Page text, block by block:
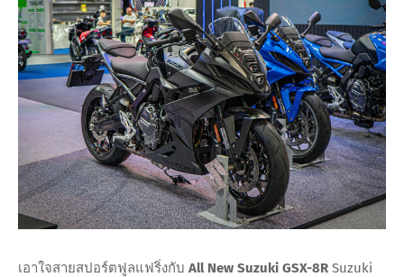
เอาใจสายสปอร์ตฟูลแฟริ่งกับ All New Suzuki GSX-8R Suzuki